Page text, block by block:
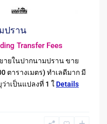
ปราน
Transfer Fees
ายในปากนามปราน ขาย
ตารางเมตร) ทำเลดีมาก มี
าเป็นแปลงที่ 1 ใDetails